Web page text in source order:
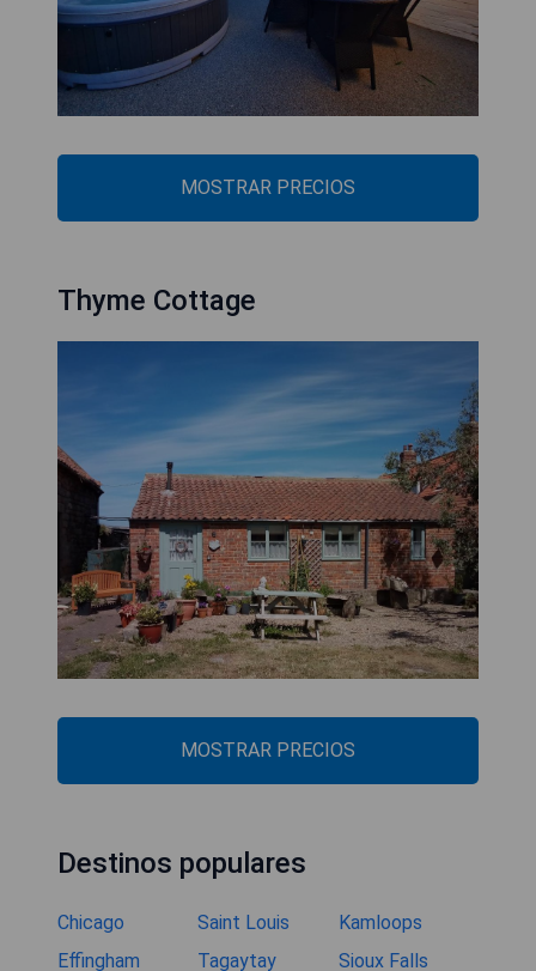
MOSTRAR PRECIOS
Thyme Cottage
MOSTRAR PRECIOS
Destinos populares
Chicago Saint Louis
Kamloops
Effingham
Tagaytay Sioux Falls